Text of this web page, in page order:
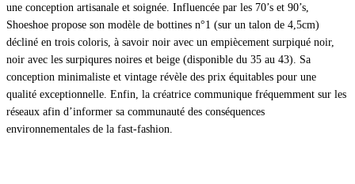
une conception artisanale et soignée. Influencée par les 70’s et 90’s,
Shoeshoe propose son modèle de bottines n°1 (sur un talon de 4,5cm)
décliné en trois coloris, à savoir noir avec un empiècement surpiqué noir,
noir avec les surpiqures noires et beige (disponible du 35 au 43). Sa
conception minimaliste et vintage révèle des prix équitables pour une
qualité exceptionnelle. Enfin, la créatrice communique fréquemment sur les
réseaux afin d’informer sa communauté des conséquences
environnementales de la fast-fashion.